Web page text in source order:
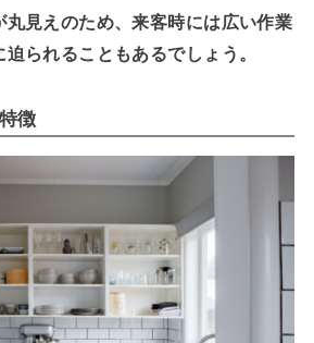
丸見えのため、来客時には広い作業
られることもあるでしょう。
徴